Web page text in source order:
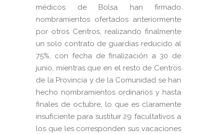
médicos de Bolsa han firmado
nombramientos ofertados anteriormente
por otros Centros, realizando finalmente
un solo contrato de guardias reducido al
75%, con fecha de finalización a 30 de
junio, mientras que en el resto de Centros
de la Provincia y de la Comunidad se han
hecho nombramientos ordinarios y hasta
finales de octubre, lo que es claramente
insuficiente para sustituir 29 facultativos a
los que les corresponden sus vacaciones